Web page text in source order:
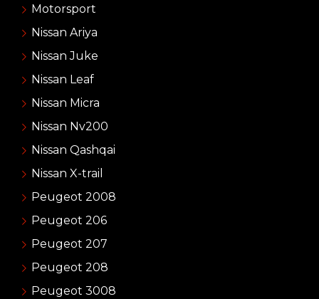
Motorsport
Nissan Ariya
Nissan Juke
Nissan Leaf
Nissan Micra
Nissan Nv200
Nissan Qashqai
Nissan X-trail
Peugeot 2008
Peugeot 206
Peugeot 207
Peugeot 208
Peugeot 3008